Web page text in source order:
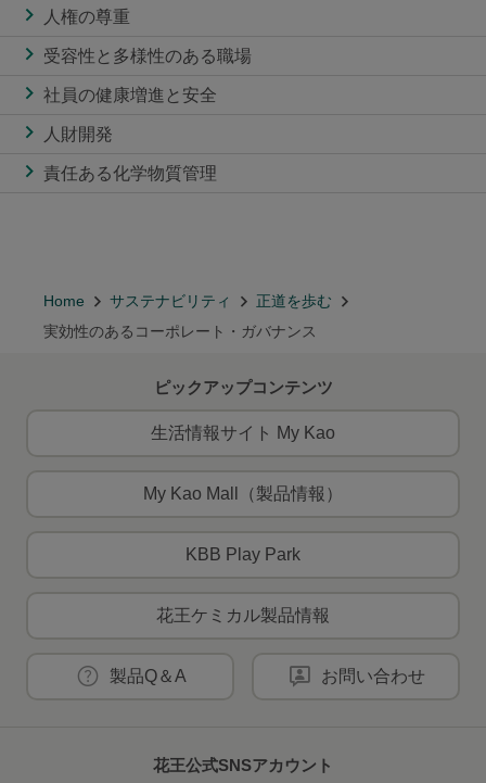
人権の尊重
受容性と多様性のある職場
社員の健康増進と安全
人財開発
責任ある化学物質管理
Home サステナビリティ
正道を歩む
実効性のあるコーポレート・ガバナンス
ピックアップコンテンツ
生活情報サイト My Kao
My Kao Mall（製品情報）
KBB Play Park
花王ケミカル製品情報
製品Q＆A お問い合わせ
花王公式SNSアカウント